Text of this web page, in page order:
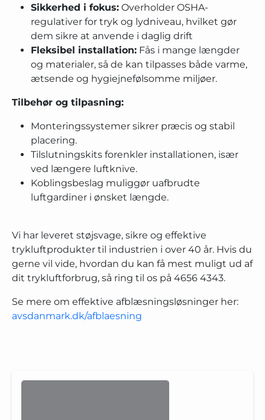
Sikkerhed i fokus: Overholder OSHA-
regulativer for tryk og lydniveau, hvilket gør
dem sikre at anvende i daglig drift
Fleksibel installation: Fås i mange længder
og materialer, så de kan tilpasses både varme,
ætsende og hygiejnefølsomme miljøer.
Tilbehør og tilpasning:
Monteringssystemer sikrer præcis og stabil
placering.
Tilslutningskits forenkler installationen, især
ved længere luftknive.
Koblingsbeslag muliggør uafbrudte
luftgardiner i ønsket længde.
Vi har leveret støjsvage, sikre og effektive
trykluftprodukter til industrien i over 40 år. Hvis du
gerne vil vide, hvordan du kan få mest muligt ud af
dit trykluftforbrug, så ring til os på 4656 4343.
Se mere om effektive afblæsningsløsninger her:
avsdanmark.dk/afblaesning